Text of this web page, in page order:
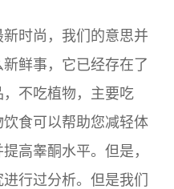
时尚，我们的意思并
鲜事，它已经存在了
不吃植物，主要​​吃
食可以帮助您减轻体
高睾酮水平。但是，
行过分析。但是我们